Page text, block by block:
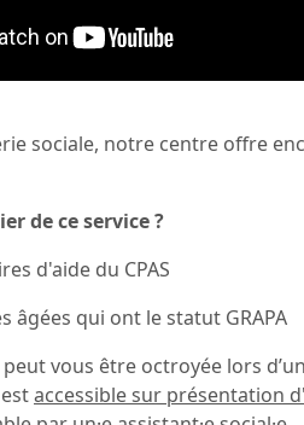
sociale, notre centre offre
de ce service ?
d'aide du CPAS
âgées qui ont le statut GRAPA
peut vous être octroyée lors
accessible sur présentation